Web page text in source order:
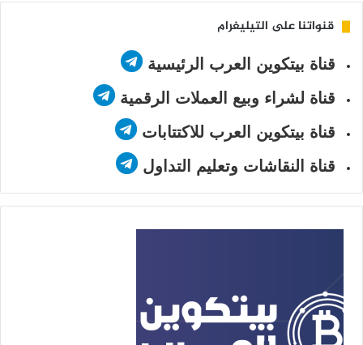
قنواتنا على التيليغرام
قناة بيتكوين العرب الرئيسية
قناة لشراء وبيع العملات الرقمية
قناة بيتكوين العرب للاكتتابات
قناة النقاشات وتعليم التداول